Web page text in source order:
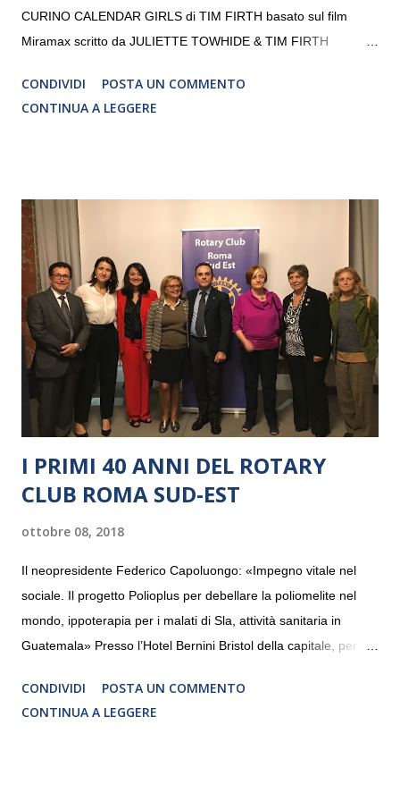
CURINO CALENDAR GIRLS di TIM FIRTH basato sul film
Miramax scritto da JULIETTE TOWHIDE & TIM FIRTH
CRISTINA PEZZOLI
CONDIVIDI
POSTA UN COMMENTO
CONTINUA A LEGGERE
I PRIMI 40 ANNI DEL ROTARY
CLUB ROMA SUD-EST
ottobre 08, 2018
Il neopresidente Federico Capoluongo: «Impegno vitale nel
sociale. Il progetto Polioplus per debellare la poliomelite nel
mondo, ippoterapia per i malati di Sla, attività sanitaria in
Guatemala» Presso l’Hotel Bernini Bristol della capitale, per la
programmazione del Rotary Club Roma Sud-Est che festeggia
i quaranta anni di attività. Un’occasione per raccontare al
CONDIVIDI
POSTA UN COMMENTO
CONTINUA A LEGGERE